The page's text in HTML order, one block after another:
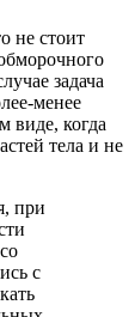
не стоит
задача
менее
виде, когда
тела и не
при
с